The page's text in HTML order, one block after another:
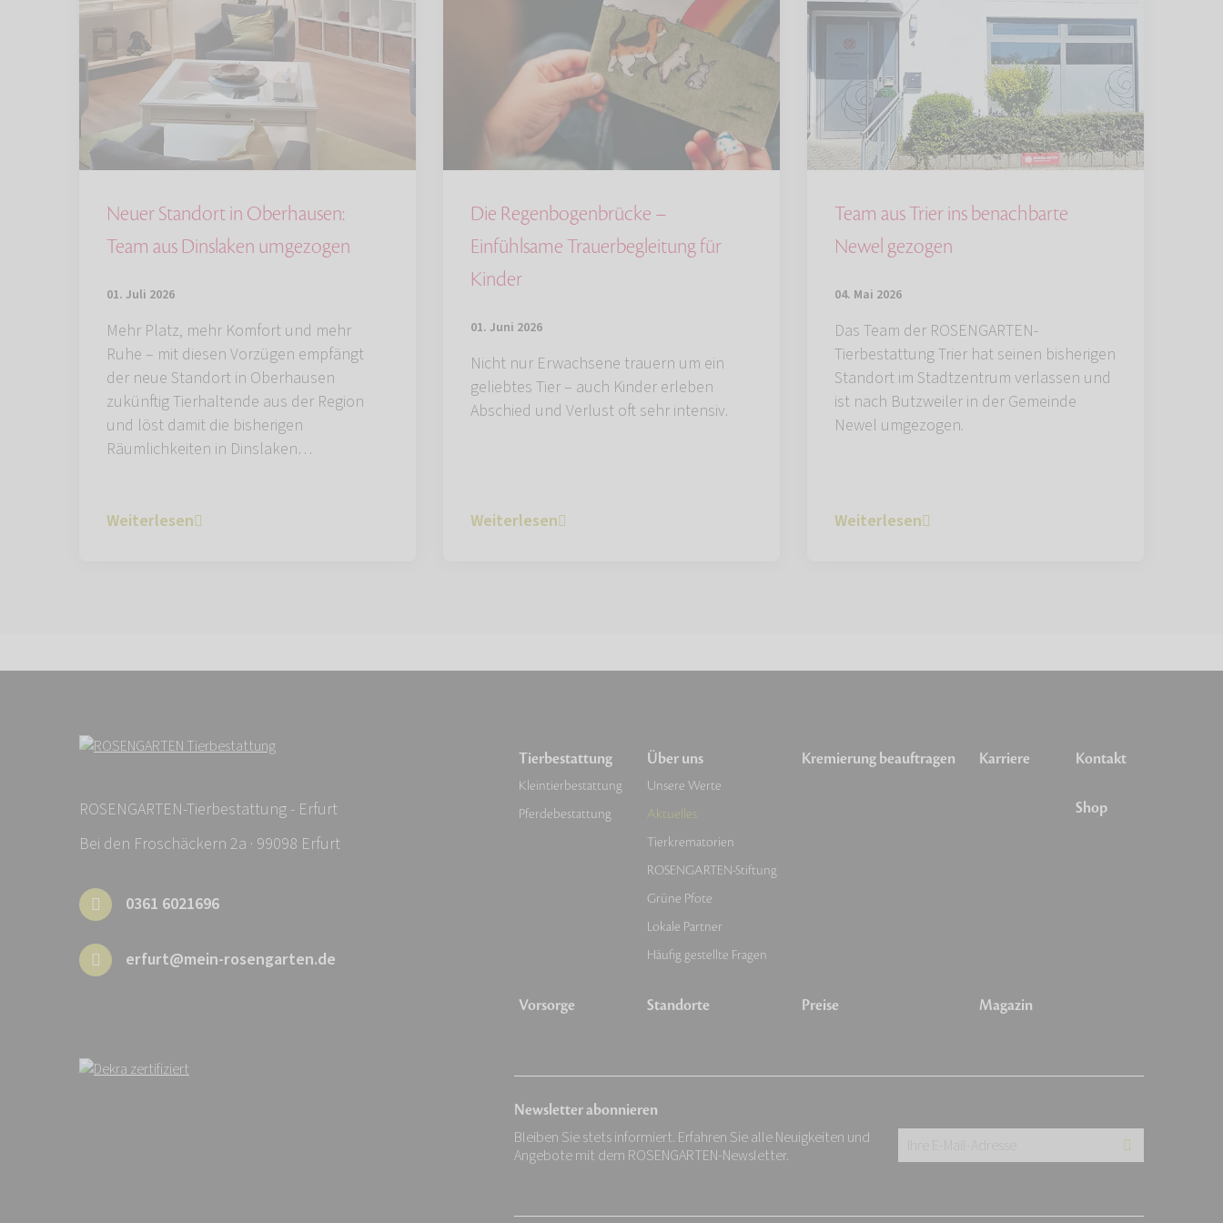
Neuer Standort in Oberhausen:
Team aus Dinslaken umgezogen
01. Juli 2026
Mehr Platz, mehr Komfort und mehr
Ruhe – mit diesen Vorzügen empfängt
der neue Standort in Oberhausen
zukünftig Tierhaltende aus der Region
und löst damit die bisherigen
Räumlichkeiten in Dinslaken…
Weiterlesen
Die Regenbogenbrücke –
Einfühlsame Trauerbegleitung für
Kinder
01. Juni 2026
Nicht nur Erwachsene trauern um ein
geliebtes Tier – auch Kinder erleben
Abschied und Verlust oft sehr intensiv.
Weiterlesen
Team aus Trier ins benachbarte
Newel gezogen
04. Mai 2026
Das Team der ROSENGARTEN-
Tierbestattung Trier hat seinen bisherigen
Standort im Stadtzentrum verlassen und
ist nach Butzweiler in der Gemeinde
Newel umgezogen.
Weiterlesen
ROSENGARTEN-Tierbestattung - Erfurt
Bei den Froschäckern 2a · 99098 Erfurt
0361 6021696
erfurt@mein-rosengarten.de
Tierbestattung
Kleintierbestattung
Pferdebestattung
Vorsorge
Über uns
Unsere Werte
Aktuelles
Tierkrematorien
ROSENGARTEN-Stiftung
Grüne Pfote
Lokale Partner
Häufig gestellte Fragen
Standorte
Kremierung beauftragen
Preise
Karriere
Magazin
Kontakt
Shop
Newsletter abonnieren
Bleiben Sie stets informiert. Erfahren Sie alle Neuigkeiten und
Angebote mit dem ROSENGARTEN-Newsletter.